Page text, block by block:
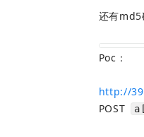
还有md5
Poc：
http://
POST